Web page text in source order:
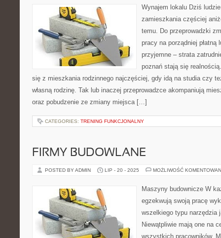
Wynajem lokalu Dziś
zamieszkania częściej
temu. Do przeprowadzki
pracy na porządniej płatną
przyjemne – strata
poznań stają się
się z mieszkania rodzinnego najczęściej, gdy idą na studia czy
własną rodzinę. Tak lub inaczej przeprowadzce akompaniują
oraz pobudzenie ze zmiany miejsca […]
CATEGORIES: TRENING FUNKCJONALNY
FIRMY BUDOWLANE
POSTED BY ADMIN LIP - 20 - 2025 MOŻLIWOŚĆ
Maszyny budownicze W
egzekwują swoją pracę
wszelkiego typu narzędzia
Niewątpliwie mają one na
wszystkich pracowników.